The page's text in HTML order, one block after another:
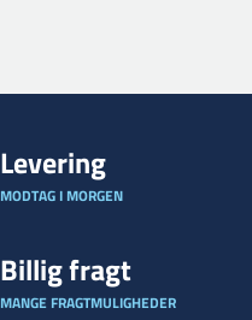
Levering
MODTAG I MORGEN
Billig fragt
MANGE FRAGTMULIGHEDER